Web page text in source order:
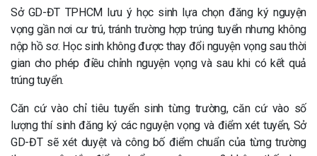
Sở GD-ĐT TPHCM lưu ý học sinh lựa chọn đăng ký nguyện
vọng gần nơi cư trú, tránh trường hợp trúng tuyển nhưng không
nộp hồ sơ. Học sinh không được thay đổi nguyện vọng sau thời
gian cho phép điều chỉnh nguyện vọng và sau khi có kết quả
trúng tuyển.
Căn cứ vào chỉ tiêu tuyển sinh từng trường, căn cứ vào số
lượng thí sinh đăng ký các nguyện vọng và điểm xét tuyển, Sở
GD-ĐT sẽ xét duyệt và công bố điểm chuẩn của từng trường